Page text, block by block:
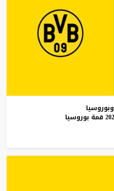
وبوروسيا
قمة بوروسيا